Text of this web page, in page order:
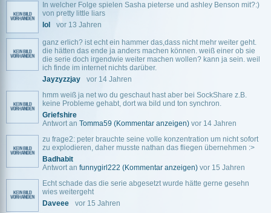
In welcher Folge spielen Sasha pieterse und ashley Benson mit?:)
von pretty little liars
lol
vor 13 Jahren
ganz erlich? ist echt ein hammer das,dass nicht mehr weiter geht.
die hätten das ende ja anders machen können. weiß einer ob sie
die serie doch irgendwie weiter machen wollen? kann ja sein. weil
ich finde im internet nichts darüber.
Jayzyzzjay
vor 14 Jahren
hmm weiß ja net wo du geschaut hast aber bei SockShare z.B.
keine Probleme gehabt, dort wa bild und ton synchron.
Griefshire
Antwort an Tomma59 (Kommentar anzeigen) vor 14 Jahren
zu frage2: peter brauchte seine volle konzentration um nicht sofort
zu explodieren, daher musste nathan das fliegen übernehmen :>
Badhabit
Antwort an funnygirl222 (Kommentar anzeigen) vor 15 Jahren
Echt schade das die serie abgesetzt wurde hätte gerne gesehn
wies weitergeht
Daveee
vor 15 Jahren